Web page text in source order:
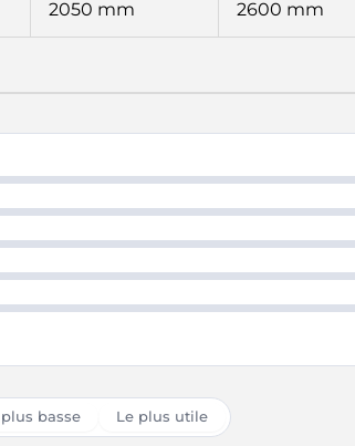
2050 mm 2600 mm
basse Le plus utile